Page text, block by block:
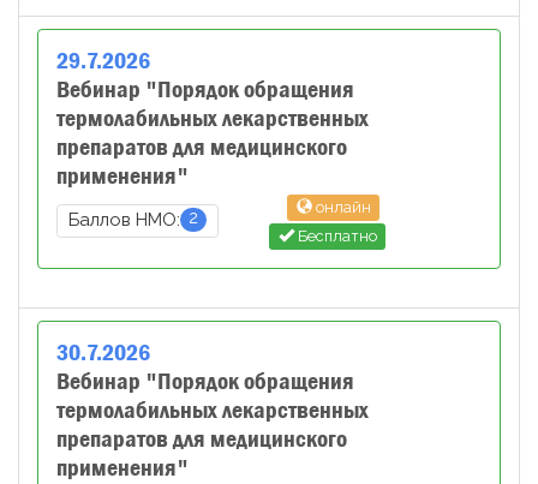
29.7.2026
Вебинар "Порядок обращения
термолабильных лекарственных
препаратов для медицинского
применения"
Баллов НМО: 2
онлайн
Бесплатно
30.7.2026
Вебинар "Порядок обращения
термолабильных лекарственных
препаратов для медицинского
применения"